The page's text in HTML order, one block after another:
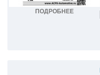
ПОДРОБНЕЕ